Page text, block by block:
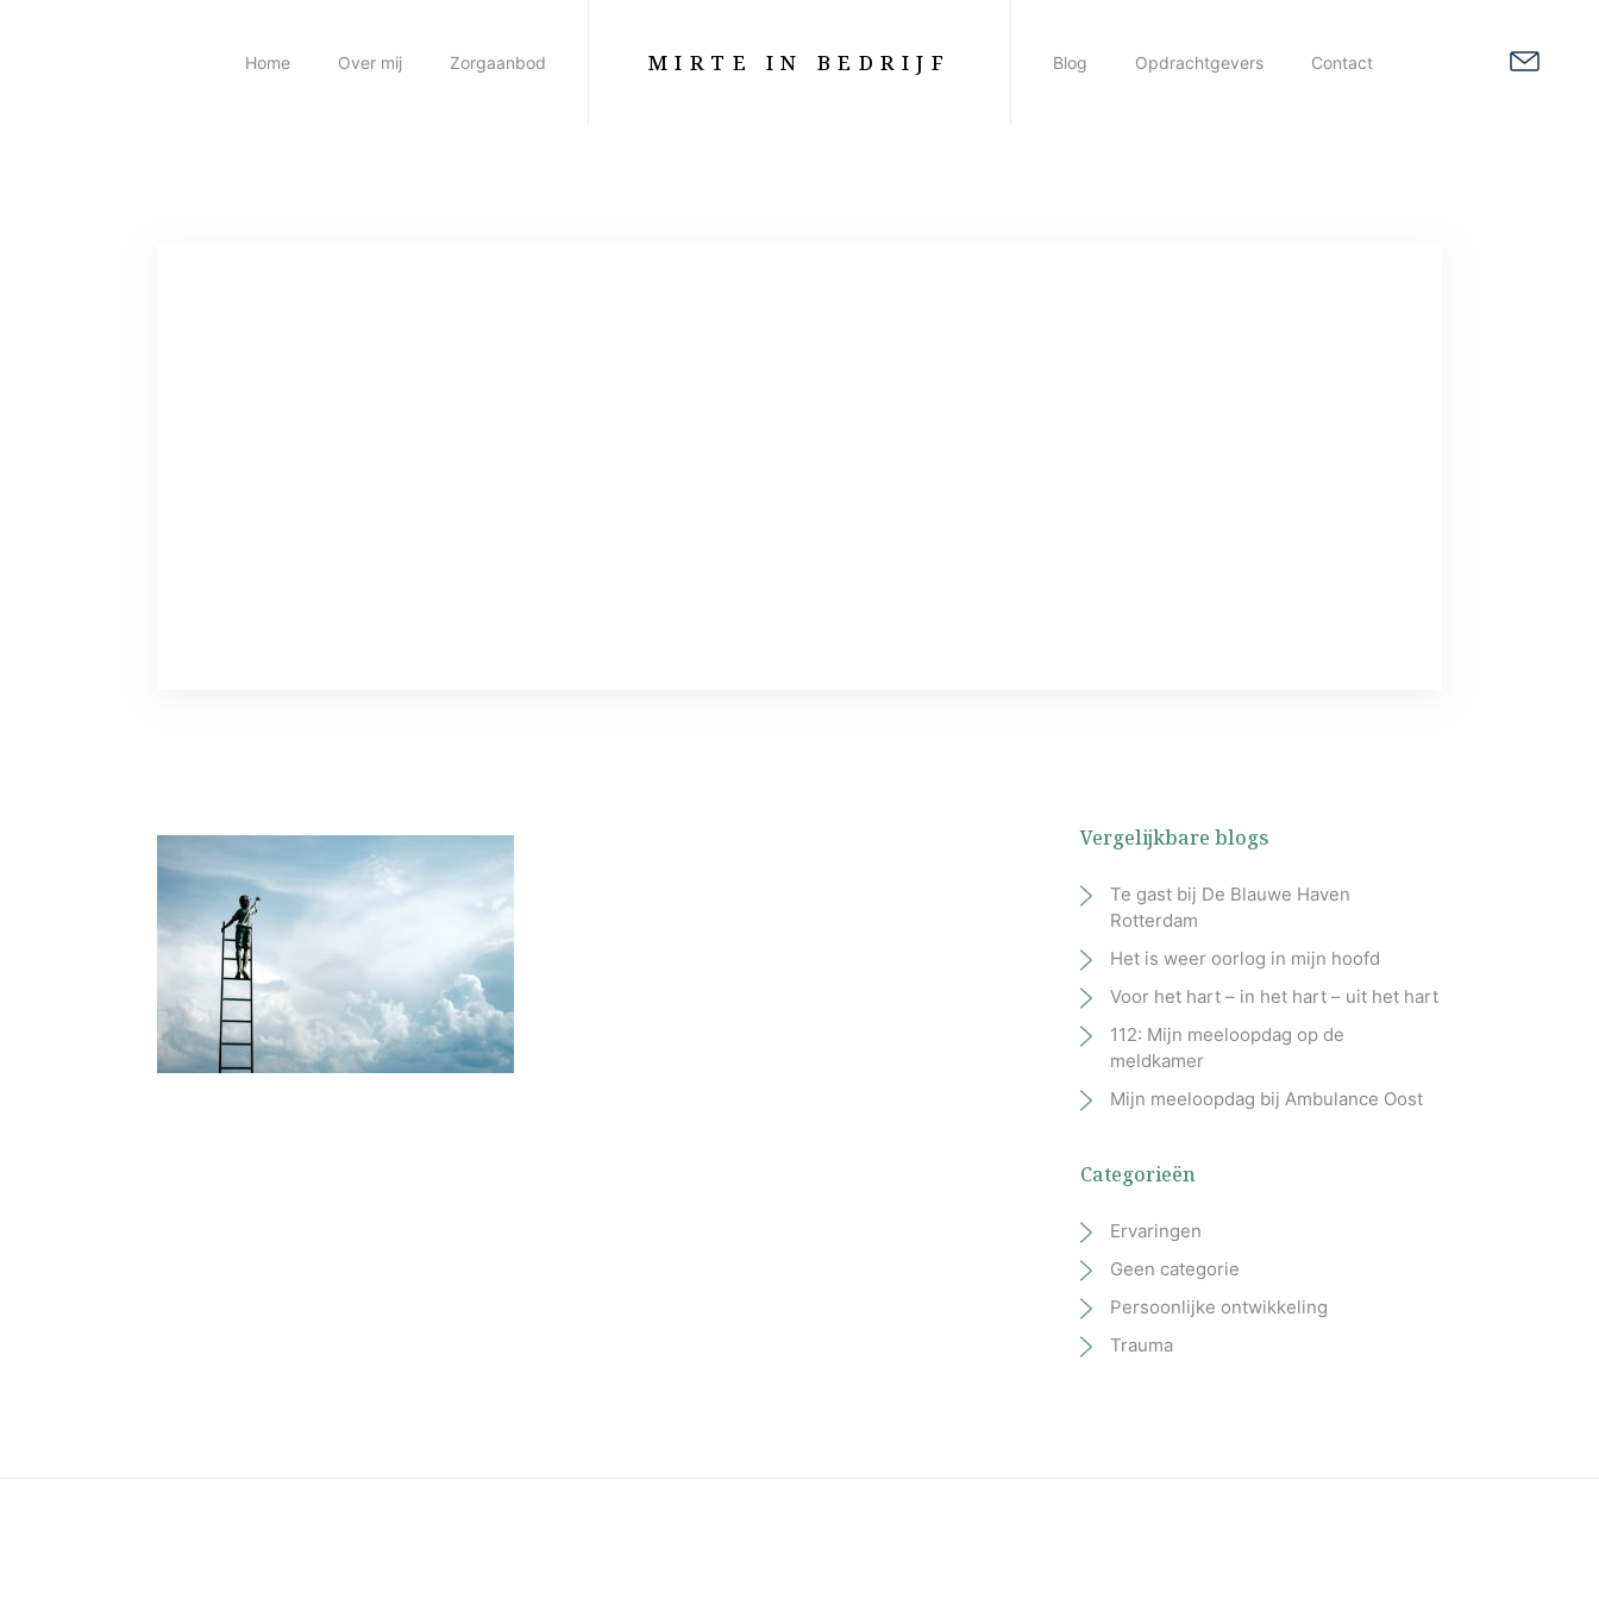
Home Over mij Zorgaanbod MIRTE IN BEDRIJF Blog Opdrachtgevers Contact
Vergelijkbare blogs
Te gast bij De Blauwe Haven
Rotterdam
Het is weer oorlog in mijn hoofd
Voor het hart – in het hart – uit het hart
112: Mijn meeloopdag op de
meldkamer
Mijn meeloopdag bij Ambulance Oost
Categorieën
Ervaringen
Geen categorie
Persoonlijke ontwikkeling
Trauma